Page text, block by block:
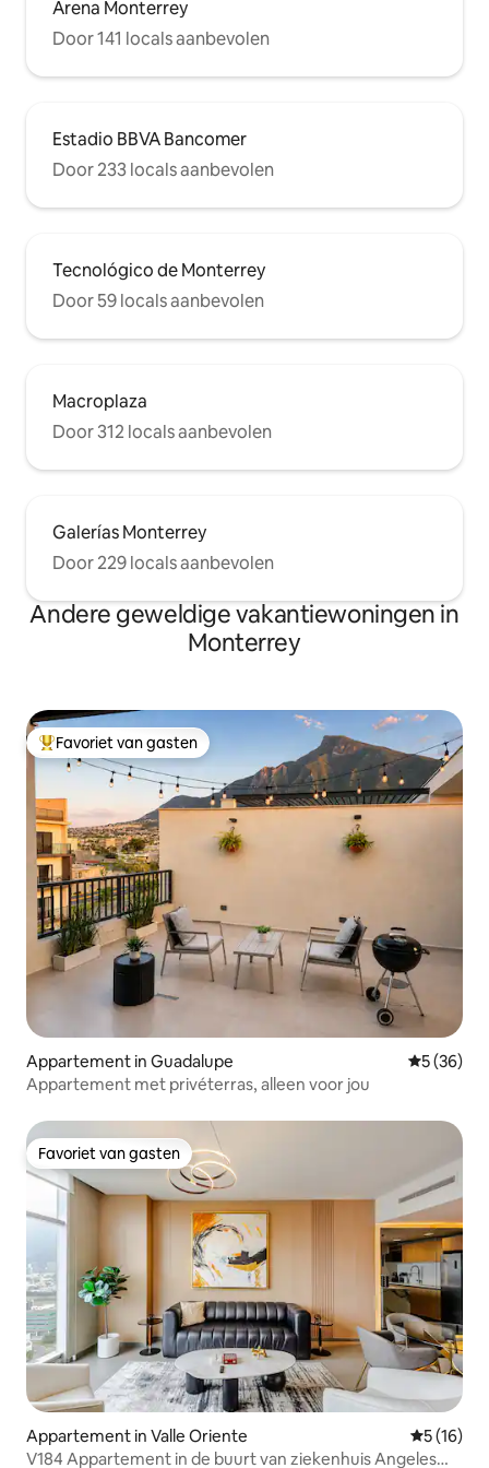
Arena Monterrey
Door 141 locals aanbevolen
Estadio BBVA Bancomer
Door 233 locals aanbevolen
Tecnológico de Monterrey
Door 59 locals aanbevolen
Macroplaza
Door 312 locals aanbevolen
Galerías Monterrey
Door 229 locals aanbevolen
Andere geweldige vakantiewoningen in
Monterrey
Topfavoriet van gasten
Favoriet van gasten
Appartement in Guadalupe
5 (36)
Appartement met privéterras, alleen voor jou
Favoriet van gasten
Favoriet van gasten
Appartement in Valle Oriente
5 (16)
V184 Appartement in de buurt van ziekenhuis Angeles